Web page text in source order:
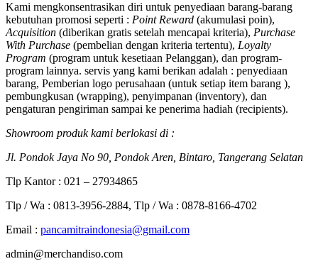
Kami mengkonsentrasikan diri untuk penyediaan barang-barang
kebutuhan promosi seperti : Point Reward (akumulasi poin),
Acquisition (diberikan gratis setelah mencapai kriteria), Purchase
With Purchase (pembelian dengan kriteria tertentu), Loyalty
Program (program untuk kesetiaan Pelanggan), dan program-
program lainnya. servis yang kami berikan adalah : penyediaan
barang, Pemberian logo perusahaan (untuk setiap item barang ),
pembungkusan (wrapping), penyimpanan (inventory), dan
pengaturan pengiriman sampai ke penerima hadiah (recipients).
Showroom produk kami berlokasi di :
Jl. Pondok Jaya No 90, Pondok Aren, Bintaro, Tangerang Selatan
Tlp Kantor : 021 – 27934865
Tlp / Wa : 0813-3956-2884, Tlp / Wa : 0878-8166-4702
Email : pancamitraindonesia@gmail.com
admin@merchandiso.com